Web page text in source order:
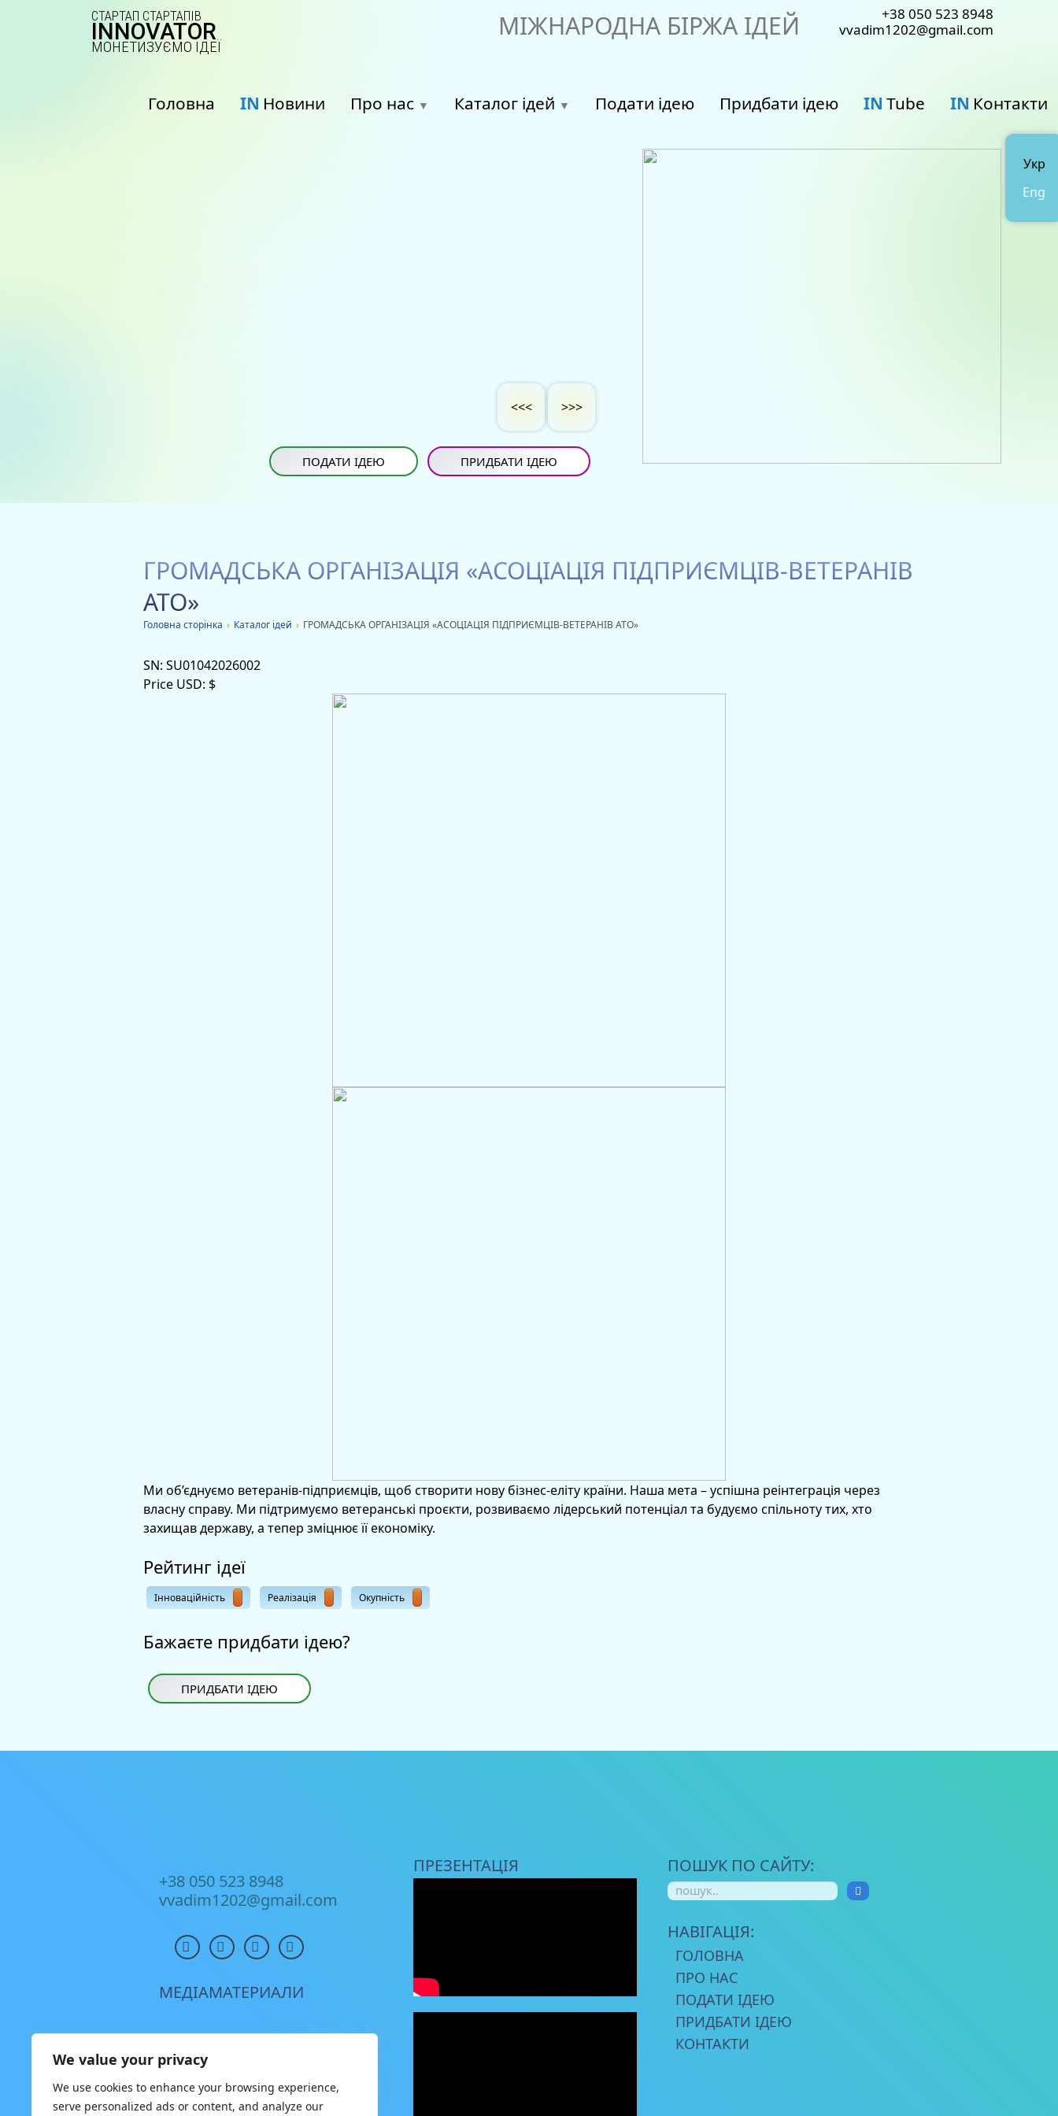
We value your privacy
We use cookies to enhance your browsing experience,
serve personalized ads or content, and analyze our
Укр
Eng
СТАРТАП СТАРТАПІВ
INNOVATOR
МОНЕТИЗУЄМО ІДЕЇ
МІЖНАРОДНА БІРЖА ІДЕЙ
+38 050 523 8948
vvadim1202@gmail.com
Головна IN Новини Про нас Каталог ідей Подати ідею Придбати ідею IN Tube IN Контакти
<<< >>>
ПРИДБАТИ ІДЕЮ
ПОДАТИ ІДЕЮ
ГРОМАДСЬКА ОРГАНІЗАЦІЯ «АСОЦІАЦІЯ ПІДПРИЄМЦІВ-ВЕТЕРАНІВ
АТО»
Головна сторiнка › Каталог ідей › ГРОМАДСЬКА ОРГАНІЗАЦІЯ «АСОЦІАЦІЯ ПІДПРИЄМЦІВ-ВЕТЕРАНІВ АТО»
SN: SU01042026002
Price USD: $
Ми об’єднуємо ветеранів-підприємців, щоб створити нову бізнес-еліту країни. Наша мета – успішна реінтеграція через
власну справу. Ми підтримуємо ветеранські проєкти, розвиваємо лідерський потенціал та будуємо спільноту тих, хто
захищав державу, а тепер зміцнює її економіку.
Рейтинг ідеї
Інноваційність Реалізація Окупність
Бажаєте придбати ідею?
ПРИДБАТИ ІДЕЮ
+38 050 523 8948
vvadim1202@gmail.com
МЕДІАМАТЕРИАЛИ
ПРЕЗЕНТАЦІЯ ПОШУК ПО САЙТУ:
НАВІГАЦІЯ:
ГОЛОВНА
ПРО НАС
ПОДАТИ ІДЕЮ
ПРИДБАТИ ІДЕЮ
КОНТАКТИ